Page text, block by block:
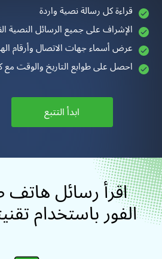
قراءة كل رسالة نصية واردة
الإشراف على جميع الرسائل النصية
عرض أسماء جهات الاتصال وأرقام
احصل على طوابع التاريخ والوقت مع
ابدأ التتبع
اقرأ رسائل
الفور باستخدام